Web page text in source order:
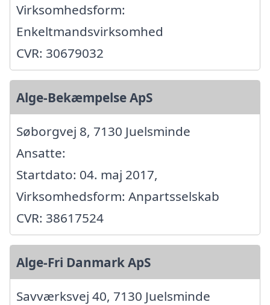
Virksomhedsform:
Enkeltmandsvirksomhed
CVR: 30679032
Alge-Bekæmpelse ApS
Søborgvej 8, 7130 Juelsminde
Ansatte:
Startdato: 04. maj 2017,
Virksomhedsform: Anpartsselskab
CVR: 38617524
Alge-Fri Danmark ApS
Savværksvej 40, 7130 Juelsminde